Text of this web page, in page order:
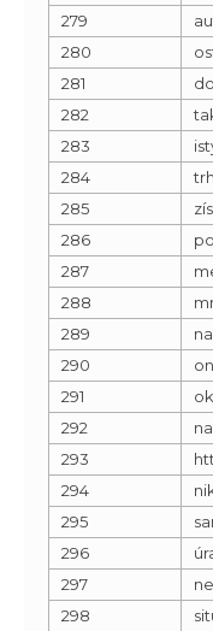
279
280
281
282
283
284
trh
285
286
287
288
289
290
291
292
293
294
295
296
297
298